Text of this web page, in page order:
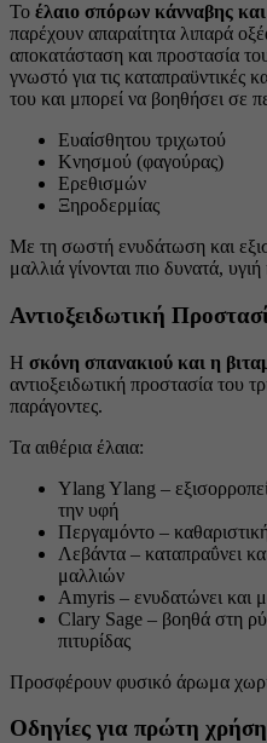
Το έλαιο σπόρων κάνναβης
παρέχουν απαραίτητα λιπαρά
αποκατάσταση και προστασία
γνωστό για τις καταπραϋντικές
του και μπορεί να βοηθήσει σε
Ευαίσθητου τριχωτού
Κνησμού (φαγούρας)
Ερεθισμών
Ξηροδερμίας
Με τη σωστή ενυδάτωση και
μαλλιά γίνονται πιο δυνατά, υγιή
Αντιοξειδωτική
Η σκόνη σπανακιού και η
αντιοξειδωτική προστασία του
παράγοντες.
Τα αιθέρια έλαια:
Ylang Ylang –
την υφή
Περγαμόντο –
Λεβάντα – καταπραΰνει
μαλλιών
Amyris – ενυδατώνει και
Clary Sage – βοηθά στη
πιτυρίδας
Προσφέρουν φυσικό άρωμα
Οδηγίες για πρώτη χρήση